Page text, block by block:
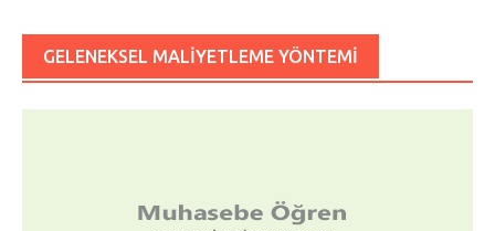
GELENEKSEL MALIYETLEME YÖNTEMI